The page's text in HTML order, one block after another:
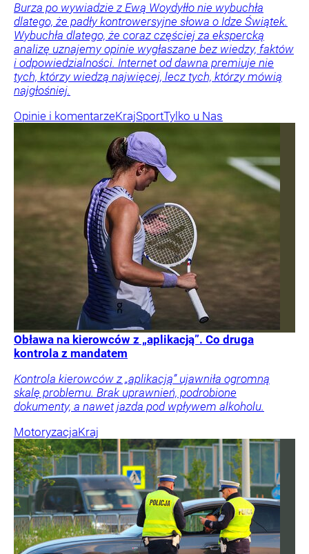
Burza po wywiadzie z Ewą Woydyłło nie wybuchła
dlatego, że padły kontrowersyjne słowa o Idze Świątek.
Wybuchła dlatego, że coraz częściej za ekspercką
analizę uznajemy opinie wygłaszane bez wiedzy, faktów
i odpowiedzialności. Internet od dawna premiuje nie
tych, którzy wiedzą najwięcej, lecz tych, którzy mówią
najgłośniej.
Opinie i komentarzeKrajSportTylko u Nas
Obława na kierowców z „aplikacją”. Co druga
kontrola z mandatem
Kontrola kierowców z „aplikacją” ujawniła ogromną
skalę problemu. Brak uprawnień, podrobione
dokumenty, a nawet jazda pod wpływem alkoholu.
MotoryzacjaKraj